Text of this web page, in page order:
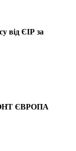
від ЄІР за
ЄВРОПА